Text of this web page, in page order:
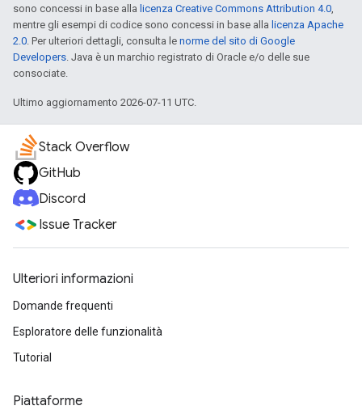
sono concessi in base alla licenza Creative Commons Attribution 4.0
mentre gli esempi di codice sono concessi in base alla licenza Apache
2.0 . Per ulteriori dettagli, consulta le norme del sito di Google
Developers . Java è un marchio registrato di Oracle e/o delle sue
consociate.
Ultimo aggiornamento 2026-07-11 UTC.
Stack Overflow
GitHub
Discord
Issue Tracker
Ulteriori informazioni
Domande frequenti
Esploratore delle funzionalità
Tutorial
Piattaforme